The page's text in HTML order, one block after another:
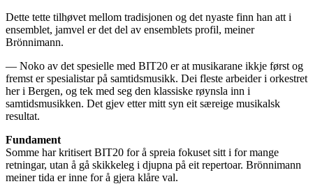
Dette tette tilhøvet mellom tradisjonen og det nyaste finn han att i
ensemblet, jamvel er det del av ensemblets profil, meiner
Brönnimann.
— Noko av det spesielle med BIT20 er at musikarane ikkje først og
fremst er spesialistar på samtidsmusikk. Dei fleste arbeider i orkestret
her i Bergen, og tek med seg den klassiske røynsla inn i
samtidsmusikken. Det gjev etter mitt syn eit særeige musikalsk
resultat.
Fundament
Somme har kritisert BIT20 for å spreia fokuset sitt i for mange
retningar, utan å gå skikkeleg i djupna på eit repertoar. Brönnimann
meiner tida er inne for å gjera klåre val.